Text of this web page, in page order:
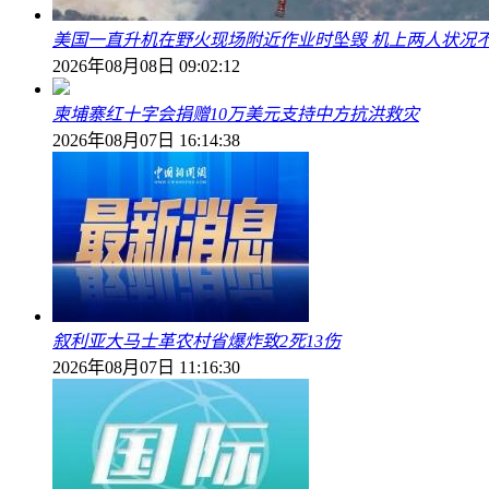
美国一直升机在野火现场附近作业时坠毁 机上两人状况
2026年08月08日 09:02:12
柬埔寨红十字会捐赠10万美元支持中方抗洪救灾
2026年08月07日 16:14:38
叙利亚大马士革农村省爆炸致2死13伤
2026年08月07日 11:16:30